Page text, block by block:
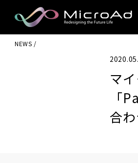
MicroAd -
Redesigning
the Future Life
NEWS
マ
「
合